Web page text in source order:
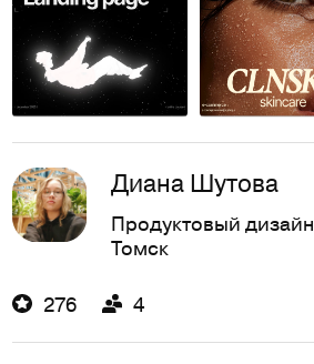
Диана Шутова
Продуктовый дизайн
Томск
276 4